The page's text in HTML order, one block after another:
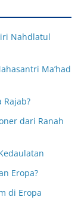
Nahdlatul
Ma’had
Rajab?
dari Ranah
Eropa?
di Eropa